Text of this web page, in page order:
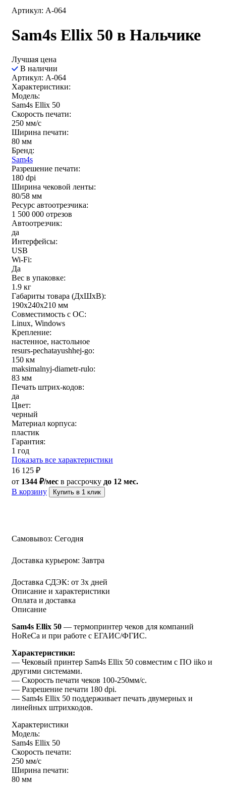
Артикул: A-064
Sam4s Ellix 50 в Нальчике
Лучшая цена
В наличии
Артикул: A-064
Характеристики:
Модель:
Sam4s Ellix 50
Скорость печати:
250 мм/c
Ширина печати:
80 мм
Бренд:
Sam4s
Разрешение печати:
180 dpi
Ширина чековой ленты:
80/58 мм
Ресурс автоотрезчика:
1 500 000 отрезов
Автоотрезчик:
да
Интерфейсы:
USB
Wi-Fi:
Да
Вес в упаковке:
1.9 кг
Габариты товара (ДxШxВ):
190х240х210 мм
Совместимость с ОС:
Linux, Windows
Крепление:
настенное, настольное
resurs-pechatayushhej-go:
150 км
maksimalnyj-diametr-rulo:
83 мм
Печать штрих-кодов:
да
Цвет:
черный
Материал корпуса:
пластик
Гарантия:
1 год
Показать все характеристики
16 125 ₽
от 1344 ₽/мес в рассрочку до 12 мес.
В корзину
Купить в 1 клик
Самовывоз: Сегодня
Доставка курьером: Завтра
Доставка СДЭК: от 3х дней
Описание и характеристики
Оплата и доставка
Описание
Sam4s Ellix 50 — термопринтер чеков для компаний
HoReCa и при работе с ЕГАИС/ФГИС.
Характеристики:
— Чековый принтер Sam4s Ellix 50 совместим с ПО iiko и
другими системами.
— Скорость печати чеков 100-250мм/с.
— Разрешение печати 180 dpi.
— Sam4s Ellix 50 поддерживает печать двумерных и
линейных штрихкодов.
Характеристики
Модель:
Sam4s Ellix 50
Скорость печати:
250 мм/c
Ширина печати:
80 мм